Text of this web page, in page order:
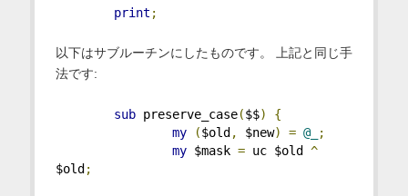
print ;
以下はサブルーチンにしたものです。 上記と同じ手
法です:
sub preserve_case($$)
{
my
($old , $new) = @_
;
my $mask = uc $old ^
$old ;